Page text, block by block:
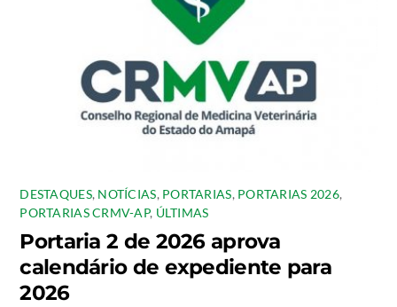
DESTAQUES, NOTÍCIAS, PORTARIAS, PORTARIAS 2026,
PORTARIAS CRMV-AP, ÚLTIMAS
Portaria 2 de 2026 aprova
calendário de expediente para
2026